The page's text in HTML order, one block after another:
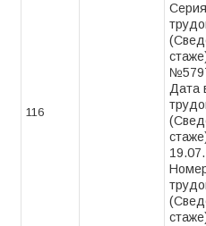
116
Дата